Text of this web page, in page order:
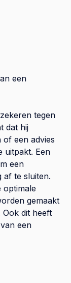
een
tegen
dat hij
een advies
uitpakt. Een
een
af te sluiten.
optimale
gemaakt
Ook dit heeft
een